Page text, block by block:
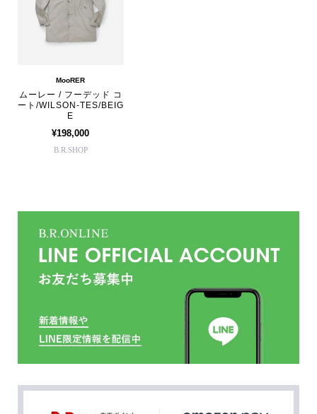
MooRER
ムーレー / フーデッド コ
ート/WILSON-TES/BEIG
E
¥198,000
B.R.SHOP